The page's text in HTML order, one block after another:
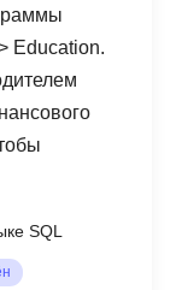
на курсе
и выйти
компании
в 4
и
-
Education.
научиться
видов
SQL,
SQL